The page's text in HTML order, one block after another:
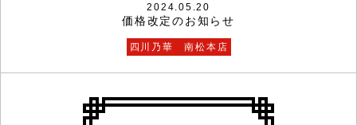
2024.05.20
価格改定のお知らせ
四川乃華 南松本店